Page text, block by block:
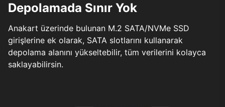
Depolamada Sınır Yok
Anakart üzerinde bulunan M.2 SATA/NVMe SSD
girişlerine ek olarak, SATA slotlarını kullanarak
depolama alanını yükseltebilir, tüm verilerini kolayca
saklayabilirsin.